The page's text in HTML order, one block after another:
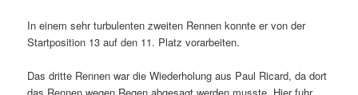
In einem sehr turbulenten zweiten Rennen konnte er von der
Startposition 13 auf den 11. Platz vorarbeiten.
Das dritte Rennen war die Wiederholung aus Paul Ricard, da dort